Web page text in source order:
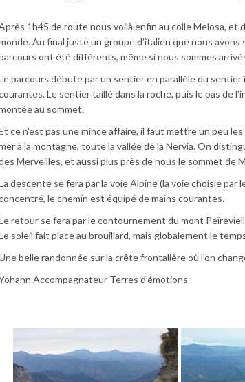
1h45 de route nous voilà enfin au colle Melosa, et
Au final juste un groupe d’italien que nous
ont été différents, même si nous sommes
parcours débute par un sentier en parallèle du
Le sentier taillé dans la roche, puis le pas de
au sommet.
ce n’est pas une mince affaire, il faut mettre un peu
à la montagne, toute la vallée de la Nervia. On
Merveilles, et aussi plus près de nous le sommet de
descente se fera par la voie Alpine (la voie choisie
le chemin est équipé de mains courantes.
retour se fera par le contournement du mont
soleil fait place au brouillard, mais globalement le
belle randonnée sur la crête frontalière où l’on
Accompagnateur Terres d’émotions